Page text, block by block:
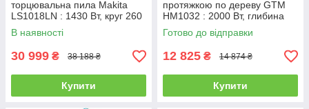
торцювальна пила Makita
LS1018LN : 1430 Вт, круг 260
мм, функція протяжки
В наявності
30 999 ₴ 38 188 ₴
Купити
протяжкою по дереву GTM
HM1032 : 2000 Вт, глибина
різу 90мм, диск 254 мм, вага
13.6 кг (2554)
Готово до відправки
12 825 ₴ 14 874 ₴
Купити